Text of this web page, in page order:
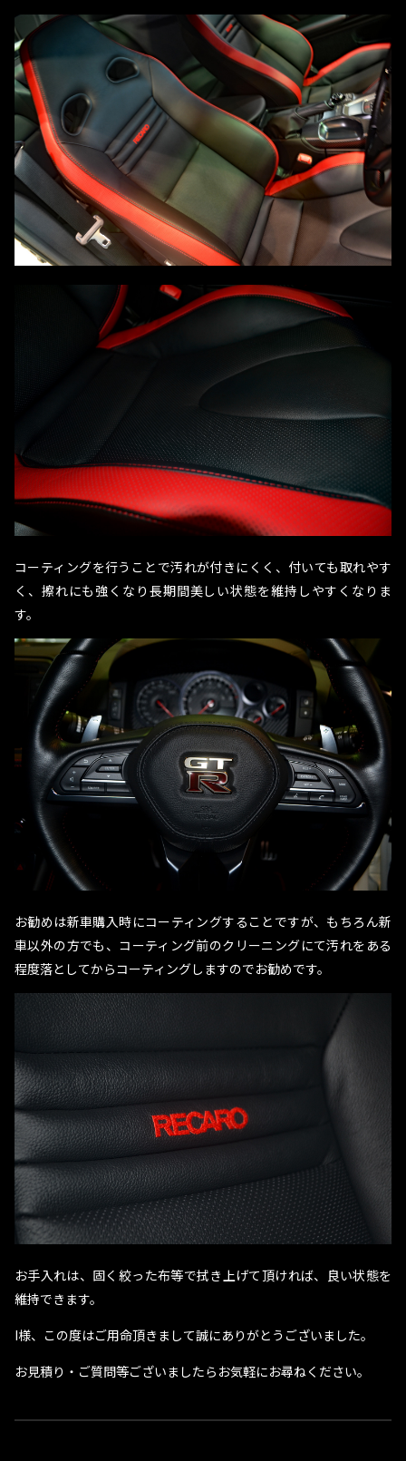
コーティングを行うことで汚れが付きにくく、付いても取れやす
く、擦れにも強くなり長期間美しい状態を維持しやすくなりま
す。
お勧めは新車購入時にコーティングすることですが、もちろん新
車以外の方でも、コーティング前のクリーニングにて汚れをある
程度落としてからコーティングしますのでお勧めです。
お手入れは、固く絞った布等で拭き上げて頂ければ、良い状態を
維持できます。
I様、この度はご用命頂きまして誠にありがとうございました。
お見積り・ご質問等ございましたらお気軽にお尋ねください。